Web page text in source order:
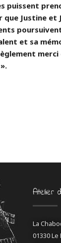
puissent
Justine et
et sa
merci
Atelier
La
01330 Le